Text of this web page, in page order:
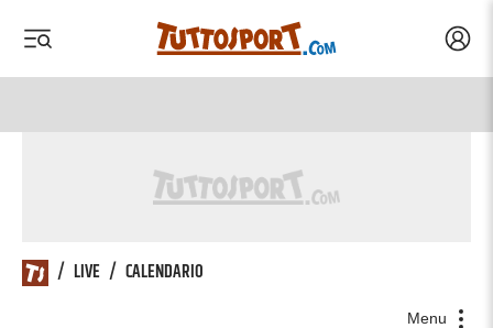
/ LIVE / CALENDARIO
Menu